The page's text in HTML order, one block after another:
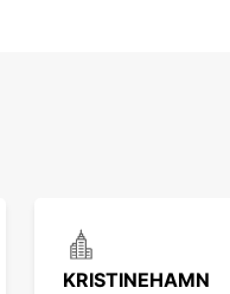
KRISTINEHAMN